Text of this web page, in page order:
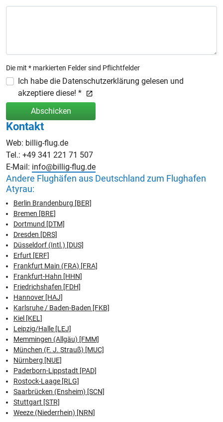
Die mit * markierten Felder sind Pflichtfelder
Ich habe die Datenschutzerklärung gelesen und
akzeptiere diese! *
Abschicken
Kontakt
Web: billig-flug.de
Tel.: +49 341 221 71 507
E-Mail: info@billig-flug.de
Andere Flughäfen aus Deutschland zum Flughafen
Atyrau:
Berlin Brandenburg [BER]
Bremen [BRE]
Dortmund [DTM]
Dresden [DRS]
Düsseldorf (Intl.) [DUS]
Erfurt [ERF]
Frankfurt Main (FRA) [FRA]
Frankfurt-Hahn [HHN]
Friedrichshafen [FDH]
Hannover [HAJ]
Karlsruhe / Baden-Baden [FKB]
Kiel [KEL]
Leipzig/Halle [LEJ]
Memmingen (Allgäu) [FMM]
München (F. J. Strauß) [MUC]
Nürnberg [NUE]
Paderborn-Lippstadt [PAD]
Rostock-Laage [RLG]
Saarbrücken (Ensheim) [SCN]
Stuttgart [STR]
Weeze (Niederrhein) [NRN]